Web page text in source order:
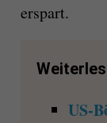
erspart.
US-